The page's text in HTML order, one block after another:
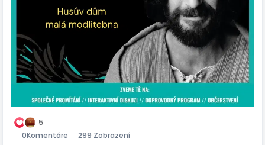
5
0Komentáre 299 Zobrazení